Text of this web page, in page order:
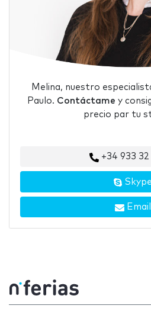
Melina, nuestro
Paulo. Contáctame y
precio par tu
+34 933
Skype
Email